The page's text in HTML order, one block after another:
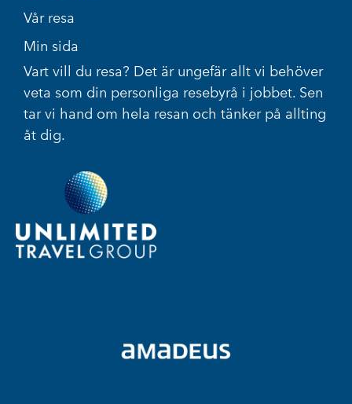
Vår resa
Min sida
Vart vill du resa? Det är ungefär allt vi behöver
veta som din personliga resebyrå i jobbet. Sen
tar vi hand om hela resan och tänker på allting
åt dig.